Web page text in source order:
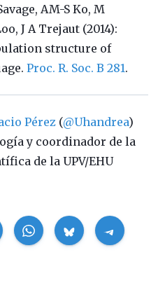
AM-S Ko, M
J A Trejaut (2014):
structure of
Proc. R. Soc. B 281.
Pérez (@Uhandrea)
y coordinador de la
de la UPV/EHU